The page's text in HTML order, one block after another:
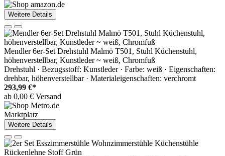
Weitere Details
Mendler 6er-Set Drehstuhl Malmö T501, Stuhl Küchenstuhl,
höhenverstellbar, Kunstleder ~ weiß, Chromfuß
Drehstuhl · Bezugsstoff: Kunstleder · Farbe: weiß · Eigenschaften:
drehbar, höhenverstellbar · Materialeigenschaften: verchromt
293,99 €*
ab 0,00 € Versand
Marktplatz
Weitere Details